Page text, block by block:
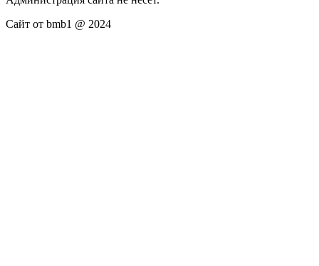
Сайт от bmb1 @ 2024